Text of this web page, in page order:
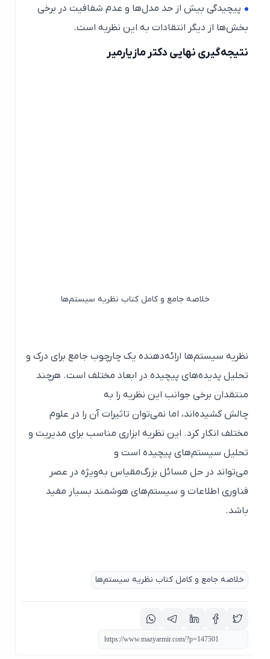
پیچیدگی بیش از حد مدل‌ها و عدم شفافیت در برخی
بخش‌ها از دیگر انتقادات به این نظریه است.
نتیجه‌گیری نهایی دکتر مازیارمیر
خلاصه جامع و کامل کتاب نظریه سیستم‌ها
نظریه سیستم‌ها ارائه‌دهنده یک چارچوب جامع برای درک و
تحلیل پدیده‌های پیچیده در ابعاد مختلف است. هرچند
منتقدان برخی جوانب این نظریه را به
چالش کشیده‌اند، اما نمی‌توان تاثیرات آن را در علوم
مختلف انکار کرد. این نظریه ابزاری مناسب برای مدیریت و
تحلیل سیستم‌های پیچیده است و
می‌تواند در حل مسائل بزرگ‌مقیاس به‌ویژه در عصر
فناوری اطلاعات و سیستم‌های هوشمند بسیار مفید
باشد.
خلاصه جامع و کامل کتاب نظریه سیستم‌ها